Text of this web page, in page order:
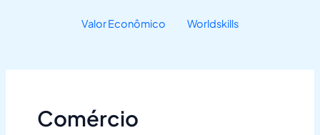
Valor Econômico Worldskills
Comércio